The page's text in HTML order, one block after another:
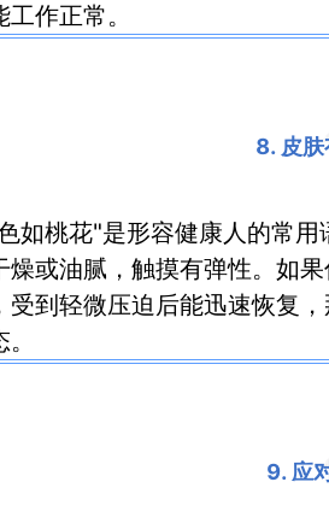
工作正常。
8. 皮
如桃花"是形容健康人的常
燥或油腻，触摸有弹性。如
受到轻微压迫后能迅速恢复
9. 应